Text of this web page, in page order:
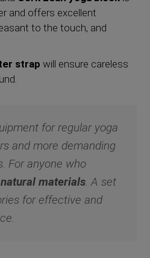
and offers excellent
to the touch, and
strap will ensure careless
for regular yoga
and more demanding
For anyone who
natural materials. A set
for effective and